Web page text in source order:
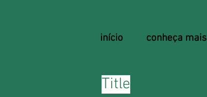
início conheça mais
Title